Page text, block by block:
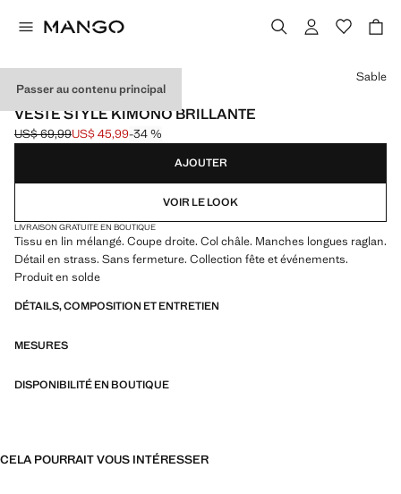
Passer au contenu principal
EVENTS
VESTE STYLE KIMONO BRILLANTE
Prix initial barré [US$ 69,99 ]
US$ 69,99
Prix actuel [US$ 45,99 ]
US$ 45,99-34 %
Choisissez une couleur
Sable
AJOUTER
VOIR LE LOOK
LIVRAISON GRATUITE EN BOUTIQUE
Tissu en lin mélangé. Coupe droite. Col châle. Manches longues raglan.
Détail en strass. Sans fermeture. Collection fête et événements.
Produit en solde
DÉTAILS, COMPOSITION ET ENTRETIEN
MESURES
DISPONIBILITÉ EN BOUTIQUE
CELA POURRAIT VOUS INTÉRESSER